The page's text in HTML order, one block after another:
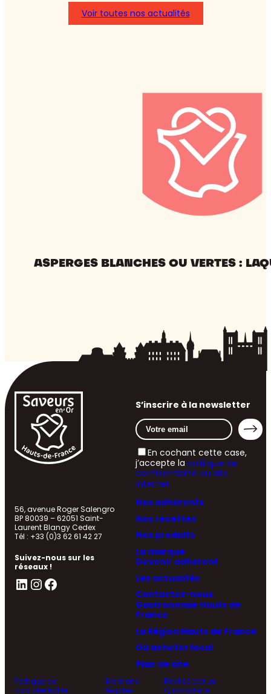
Voir toutes nos actualités
ASPERGES BLANCHES OU VERTES :
Nos adhérents
Nos recettes
Nos produits
La marque
Devenir adhérent
Les actualités
Contactez-nous
Gastronomie Hauts de
France
La Région Hauts de France
Où acheter local
Plan de site
56, avenue Roger Salengro
BP 80039 – 62051 Saint-
Laurent Blangy Cedex
Tél : +33 (0)3 62 61 42 27
Suivez-nous sur les
réseaux !
LinkedIn InstagramFacebook
S’inscrire à la newsletter
En cochant cette case,
j’accepte la politique de
confidentialité du site
internet
Politique de
confidentialité
Mentions
légales
Réalisé par La
Quincaillerie